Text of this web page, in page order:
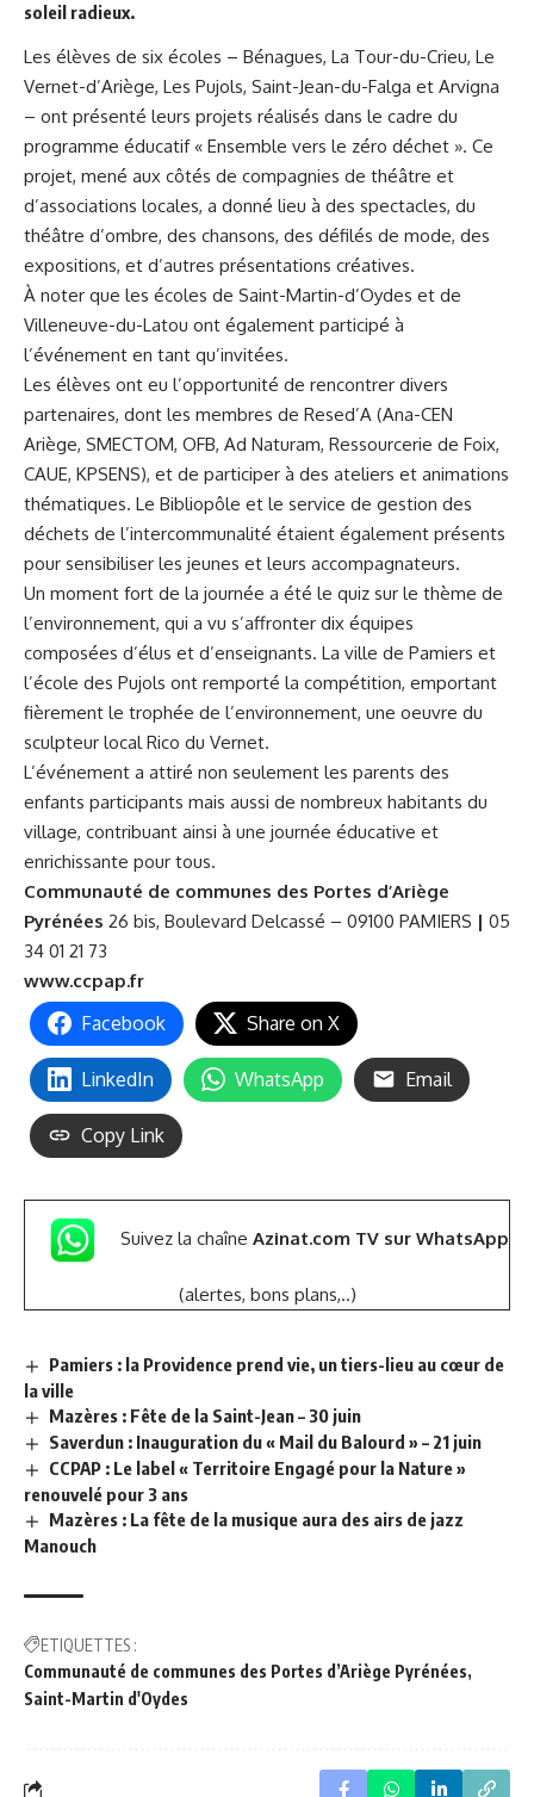
soleil radieux.
Les élèves de six écoles – Bénagues, La Tour-du-Crieu, Le
Vernet-d’Ariège, Les Pujols, Saint-Jean-du-Falga et Arvigna
– ont présenté leurs projets réalisés dans le cadre du
programme éducatif « Ensemble vers le zéro déchet ». Ce
projet, mené aux côtés de compagnies de théâtre et
d’associations locales, a donné lieu à des spectacles, du
théâtre d’ombre, des chansons, des défilés de mode, des
expositions, et d’autres présentations créatives.
À noter que les écoles de Saint-Martin-d’Oydes et de
Villeneuve-du-Latou ont également participé à
l’événement en tant qu’invitées.
Les élèves ont eu l’opportunité de rencontrer divers
partenaires, dont les membres de Resed’A (Ana-CEN
Ariège, SMECTOM, OFB, Ad Naturam, Ressourcerie de Foix,
CAUE, KPSENS), et de participer à des ateliers et animations
thématiques. Le Bibliopôle et le service de gestion des
déchets de l’intercommunalité étaient également présents
pour sensibiliser les jeunes et leurs accompagnateurs.
Un moment fort de la journée a été le quiz sur le thème de
l’environnement, qui a vu s’affronter dix équipes
composées d’élus et d’enseignants. La ville de Pamiers et
l’école des Pujols ont remporté la compétition, emportant
fièrement le trophée de l’environnement, une oeuvre du
sculpteur local Rico du Vernet.
L’événement a attiré non seulement les parents des
enfants participants mais aussi de nombreux habitants du
village, contribuant ainsi à une journée éducative et
enrichissante pour tous.
Communauté de communes des Portes d’Ariège
Pyrénées 26 bis, Boulevard Delcassé – 09100 PAMIERS | 05
34 01 21 73
www.ccpap.fr
Facebook Share on X
LinkedIn WhatsApp Email
Copy Link
Suivez la chaîne Azinat.com TV sur WhatsApp
(alertes, bons plans,..)
Pamiers : la Providence prend vie, un tiers-lieu au cœur de
la ville
Mazères : Fête de la Saint-Jean – 30 juin
Saverdun : Inauguration du « Mail du Balourd » – 21 juin
CCPAP : Le label « Territoire Engagé pour la Nature »
renouvelé pour 3 ans
Mazères : La fête de la musique aura des airs de jazz
Manouch
ETIQUETTES :
Communauté de communes des Portes d’Ariège Pyrénées
Saint-Martin d'Oydes